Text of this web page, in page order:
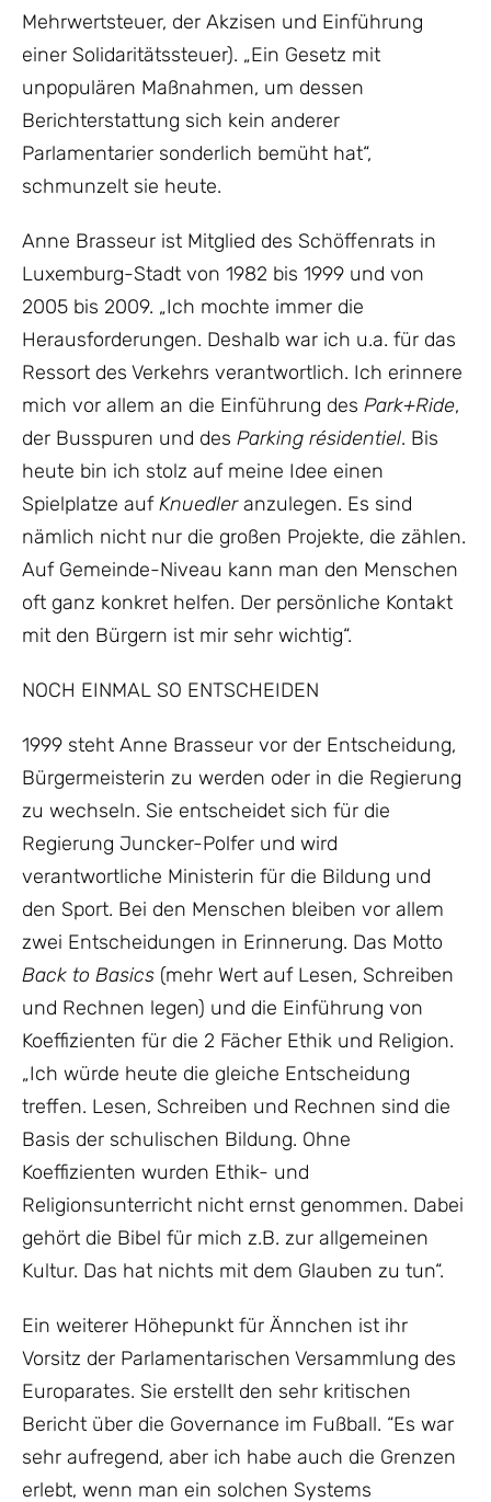
Mehrwertsteuer, der Akzisen und Einführung
einer Solidaritätssteuer). „Ein Gesetz mit
unpopulären Maßnahmen, um dessen
Berichterstattung sich kein anderer
Parlamentarier sonderlich bemüht hat“,
schmunzelt sie heute.
Anne Brasseur ist Mitglied des Schöffenrats in
Luxemburg-Stadt von 1982 bis 1999 und von
2005 bis 2009. „Ich mochte immer die
Herausforderungen. Deshalb war ich u.a. für das
Ressort des Verkehrs verantwortlich. Ich erinnere
mich vor allem an die Einführung des Park+Ride,
der Busspuren und des Parking résidentiel. Bis
heute bin ich stolz auf meine Idee einen
Spielplatze aufKnuedleranzulegen. Es sind
nämlich nicht nur die großen Projekte, die zählen.
Auf Gemeinde-Niveau kann man den Menschen
oft ganz konkret helfen. Der persönliche Kontakt
mit den Bürgern ist mir sehr wichtig“.
NOCH EINMAL SO ENTSCHEIDEN
1999 steht Anne Brasseur vor der Entscheidung,
Bürgermeisterin zu werden oder in die Regierung
zu wechseln. Sie entscheidet sich für die
Regierung Juncker-Polfer und wird
verantwortliche Ministerin für die Bildung und
den Sport. Bei den Menschen bleiben vor allem
zwei Entscheidungen in Erinnerung. Das Motto
Back to Basics (mehr Wert auf Lesen, Schreiben
und Rechnen legen) und die Einführung von
Koeffizienten für die 2 Fächer Ethik und Religion.
„Ich würde heute die gleiche Entscheidung
treffen. Lesen, Schreiben und Rechnen sind die
Basis der schulischen Bildung. Ohne
Koeffizienten wurden Ethik- und
Religionsunterricht nicht ernst genommen. Dabei
gehört die Bibel für mich z.B. zur allgemeinen
Kultur. Das hat nichts mit dem Glauben zu tun“.
Ein weiterer Höhepunkt für Ännchen ist ihr
Vorsitz der Parlamentarischen Versammlung des
Europarates. Sie erstellt den sehr kritischen
Bericht über die Governance im Fußball. “Es war
sehr aufregend, aber ich habe auch die Grenzen
erlebt, wenn man ein solchen Systems